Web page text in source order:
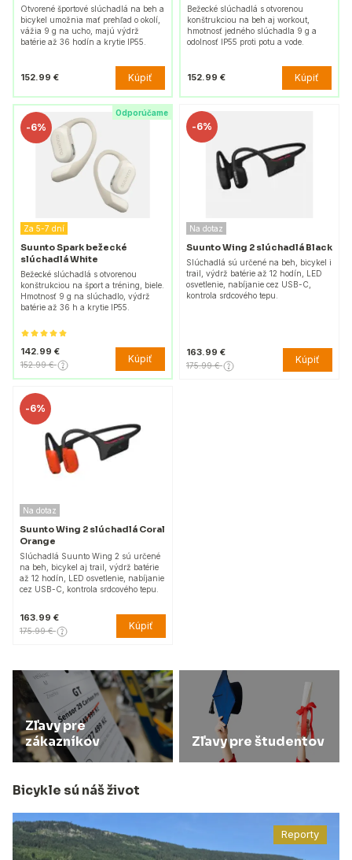
Otvorené športové slúchadlá na beh a
bicykel umožnia mať prehľad o okolí,
vážia 9 g na ucho, majú výdrž
batérie až 36 hodín a krytie IP55.
152.99 € Kúpiť
Bežecké slúchadlá s otvorenou
konštrukciou na beh aj workout,
hmotnosť jedného slúchadla 9 g a
odolnosť IP55 proti potu a vode.
152.99 € Kúpiť
Odporúčame
-6%
Za 5-7 dní
Suunto Spark bežecké
slúchadlá White
Bežecké slúchadlá s otvorenou
konštrukciou na šport a tréning, biele.
Hmotnosť 9 g na slúchadlo, výdrž
batérie až 36 h a krytie IP55.
142.99 €
152.99 € Kúpiť
-6%
Na dotaz
Suunto Wing 2 slúchadlá Black
Slúchadlá sú určené na beh, bicykel i
trail, výdrž batérie až 12 hodín, LED
osvetlenie, nabíjanie cez USB-C,
kontrola srdcového tepu.
163.99 €
175.99 € Kúpiť
-6%
Na dotaz
Suunto Wing 2 slúchadlá Coral
Orange
Slúchadlá Suunto Wing 2 sú určené
na beh, bicykel aj trail, výdrž batérie
až 12 hodín, LED osvetlenie, nabíjanie
cez USB-C, kontrola srdcového tepu.
163.99 €
175.99 € Kúpiť
Zľavy pre
zákazníkov
Zľavy pre študentov
Bicykle sú náš život
Reporty